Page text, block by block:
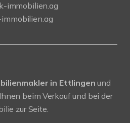
immobilien.ag
in Ettlingen und
beim Verkauf und bei der
zur Seite.